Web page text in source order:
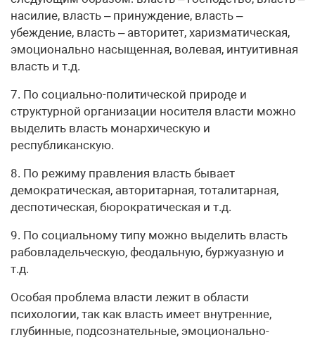
насилие, власть – принуждение, власть –
убеждение, власть – авторитет, харизматическая,
эмоционально насыщенная, волевая, интуитивная
власть и т.д.
7. По социально-политической природе и
структурной организации носителя власти можно
выделить власть монархическую и
республиканскую.
8. По режиму правления власть бывает
демократическая, авторитарная, тоталитарная,
деспотическая, бюрократическая и т.д.
9. По социальному типу можно выделить власть
рабовладельческую, феодальную, буржуазную и
т.д.
Особая проблема власти лежит в области
психологии, так как власть имеет внутренние,
глубинные, подсознательные, эмоционально-